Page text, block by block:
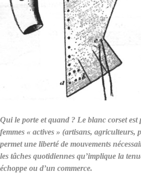
Qui le porte et quand ? Le blanc corset
femmes « actives » (artisans, agriculteurs,
permet une liberté de mouvements
les tâches quotidiennes qu’implique la
échoppe ou d’un commerce.